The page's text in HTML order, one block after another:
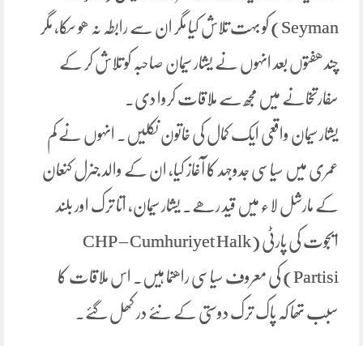
Seyman) کو بہت تلاش کیا مگر ان سے رابطہ نہ ھو سکا، مگر
چند ھفتوں بعد انہوں نے یشار سیمان صاحبہ کو تلاش کر کے
سفارتخانے میں مجھ سے ملاقات کروا دی۔
یشار سیمان واقعی ایک کمال کی خاتون نکلیں. انہوں نے کم
عمری میں سیاسی جدوجہد کا آغاز کیا، ان کے والد جنرل کنعان
کے مارشل لاء میں قید رھے۔ یشار سیمان، اتا ترک اور بلند
ایجوت کی پارٹی (CHP – Cumhuriyet Halk
Partisi) کی معروف سیاسی راھنما ہیں۔ اس ملاقات کا
سبب تھا کہ پاک ترک دوستی کے نئے در کھل گئے۔